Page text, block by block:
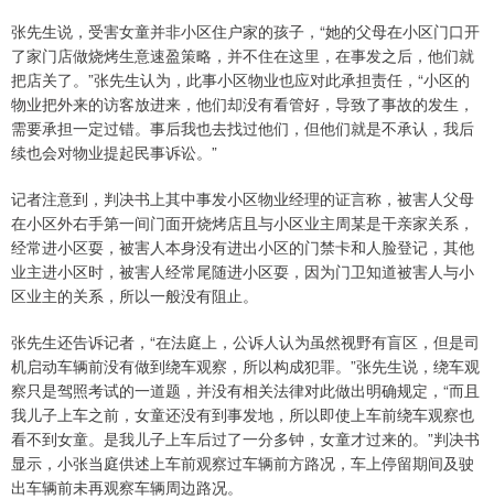
张先生说，受害女童并非小区住户家的孩子，“她的父母在小区门口开
了家门店做烧烤生意速盈策略，并不住在这里，在事发之后，他们就
把店关了。”张先生认为，此事小区物业也应对此承担责任，“小区的
物业把外来的访客放进来，他们却没有看管好，导致了事故的发生，
需要承担一定过错。事后我也去找过他们，但他们就是不承认，我后
续也会对物业提起民事诉讼。”
记者注意到，判决书上其中事发小区物业经理的证言称，被害人父母
在小区外右手第一间门面开烧烤店且与小区业主周某是干亲家关系，
经常进小区耍，被害人本身没有进出小区的门禁卡和人脸登记，其他
业主进小区时，被害人经常尾随进小区耍，因为门卫知道被害人与小
区业主的关系，所以一般没有阻止。
张先生还告诉记者，“在法庭上，公诉人认为虽然视野有盲区，但是司
机启动车辆前没有做到绕车观察，所以构成犯罪。”张先生说，绕车观
察只是驾照考试的一道题，并没有相关法律对此做出明确规定，“而且
我儿子上车之前，女童还没有到事发地，所以即使上车前绕车观察也
看不到女童。是我儿子上车后过了一分多钟，女童才过来的。”判决书
显示，小张当庭供述上车前观察过车辆前方路况，车上停留期间及驶
出车辆前未再观察车辆周边路况。